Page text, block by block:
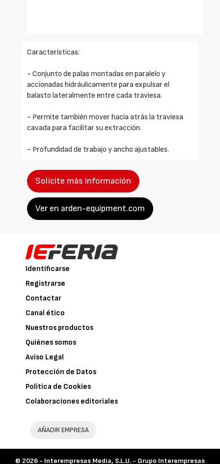
Características:
- Conjunto de palas montadas en paralelo y
accionadas hidráulicamente para expulsar el
balasto lateralmente entre cada traviesa.
- Permite también mover hacia atrás la traviesa
cavada para facilitar su extracción.
- Profundidad de trabajo y ancho ajustables.
Solicite más información
Ver en arden-equipment.com
Identificarse
Registrarse
Contactar
Canal ético
Nuestros productos
Quiénes somos
Aviso Legal
Protección de Datos
Política de Cookies
Colaboraciones editoriales
AÑADIR EMPRESA
© 2026 - Interempresas Media, S.L.U. - Grupo Interempresas